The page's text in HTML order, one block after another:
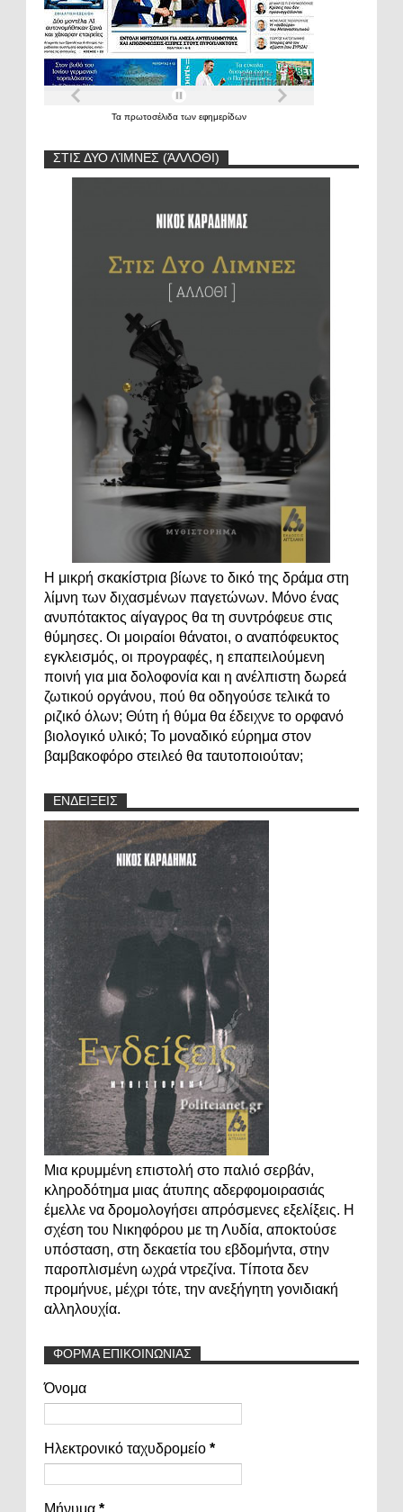
Τα πρωτοσέλιδα των εφημερίδων
ΣΤΙΣ ΔΥΟ ΛΊΜΝΕΣ (ΆΛΛΟΘΙ)
Η μικρή σκακίστρια βίωνε το δικό της δράμα στη
λίμνη των διχασμένων παγετώνων. Μόνο ένας
ανυπότακτος αίγαγρος θα τη συντρόφευε στις
θύμησες. Οι μοιραίοι θάνατοι, ο αναπόφευκτος
εγκλεισμός, οι προγραφές, η επαπειλούμενη
ποινή για μια δολοφονία και η ανέλπιστη δωρεά
ζωτικού οργάνου, πού θα οδηγούσε τελικά το
ριζικό όλων; Θύτη ή θύμα θα έδειχνε το ορφανό
βιολογικό υλικό; Το μοναδικό εύρημα στον
βαμβακοφόρο στειλεό θα ταυτοποιούταν;
ΕΝΔΕΙΞΕΙΣ
Μια κρυμμένη επιστολή στο παλιό σερβάν,
κληροδότημα μιας άτυπης αδερφομοιρασιάς
έμελλε να δρομολογήσει απρόσμενες εξελίξεις. Η
σχέση του Νικηφόρου με τη Λυδία, αποκτούσε
υπόσταση, στη δεκαετία του εβδομήντα, στην
παροπλισμένη ωχρά ντρεζίνα. Τίποτα δεν
προμήνυε, μέχρι τότε, την ανεξήγητη γονιδιακή
αλληλουχία.
ΦΟΡΜΑ ΕΠΙΚΟΙΝΩΝΙΑΣ
Όνομα
Ηλεκτρονικό ταχυδρομείο *
Μήνυμα *